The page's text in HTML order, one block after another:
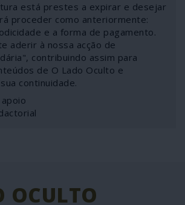
está prestes a expirar e desejar
proceder como anteriormente:
e a forma de pagamento.
aderir à nossa acção de
contribuindo assim para
de O Lado Oculto e
continuidade.
OCULTO